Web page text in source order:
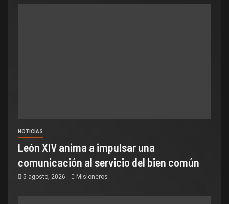
NOTICIAS
León XIV anima a impulsar una
comunicación al servicio del bien común
5 agosto, 2026 Misioneros